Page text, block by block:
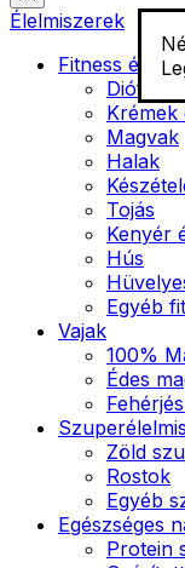
Élelmiszerek
Fitness
Diófélék
Krémek
Magvak
Halak
Tojás
Kenyér
Hús
Egyéb
Vajak
100%
Édes
Zöld
Rostok
Egyéb
Egészséges
Protein